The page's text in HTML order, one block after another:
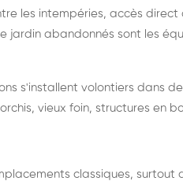
les intempéries, accès direct
jardin abandonnés sont les
s'installent volontiers dans
vieux foin, structures en
classiques, surtout